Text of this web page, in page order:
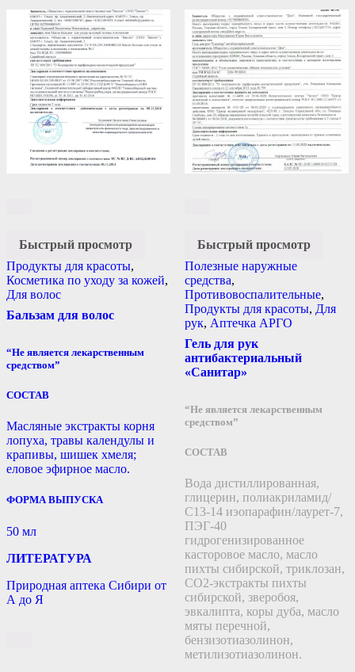
Быстрый просмотр
Продукты для красоты,
Косметика по уходу за кожей,
Для волос
Бальзам для волос
“Не является лекарственным
средством”
СОСТАВ
Масляные экстракты корня
лопуха, травы календулы и
крапивы, шишек хмеля;
еловое эфирное масло.
ФОРМА ВЫПУСКА
50 мл
ЛИТЕРАТУРА
Природная аптека Сибири от
А до Я
Быстрый просмотр
Полезные наружные
средства,
Противовоспалительные,
Продукты для красоты, Для
рук, Аптечка АРГО
Гель для рук
антибактериальный
«Санитар»
“Не является лекарственным
средством”
СОСТАВ
Вода дистиллированная,
глицерин, полиакриламид/
С13-14 иэопарафин/лаурет-7,
ПЭГ-40
гидрогенизированное
касторовое масло, масло
пихты сибирской, триклозан,
СО2-экстракты пихты
сибирской, зверобоя,
эвкалипта, коры дуба, масло
мяты перечной,
бензизотиазолинон,
метилизотиазолинон.